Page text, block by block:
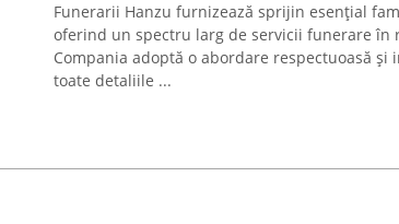
Funerarii Hanzu furnizează sprijin esențial
oferind un spectru larg de servicii funerare în
Compania adoptă o abordare respectuoasă și
toate detaliile ...